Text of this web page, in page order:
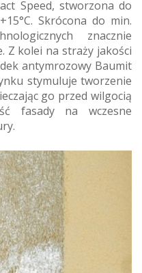
Speed, stworzona do
Skrócona do min.
znacznie
Z kolei na straży jakości
antymrozowy Baumit
stymuluje tworzenie
go przed wilgocią
fasady na wczesne